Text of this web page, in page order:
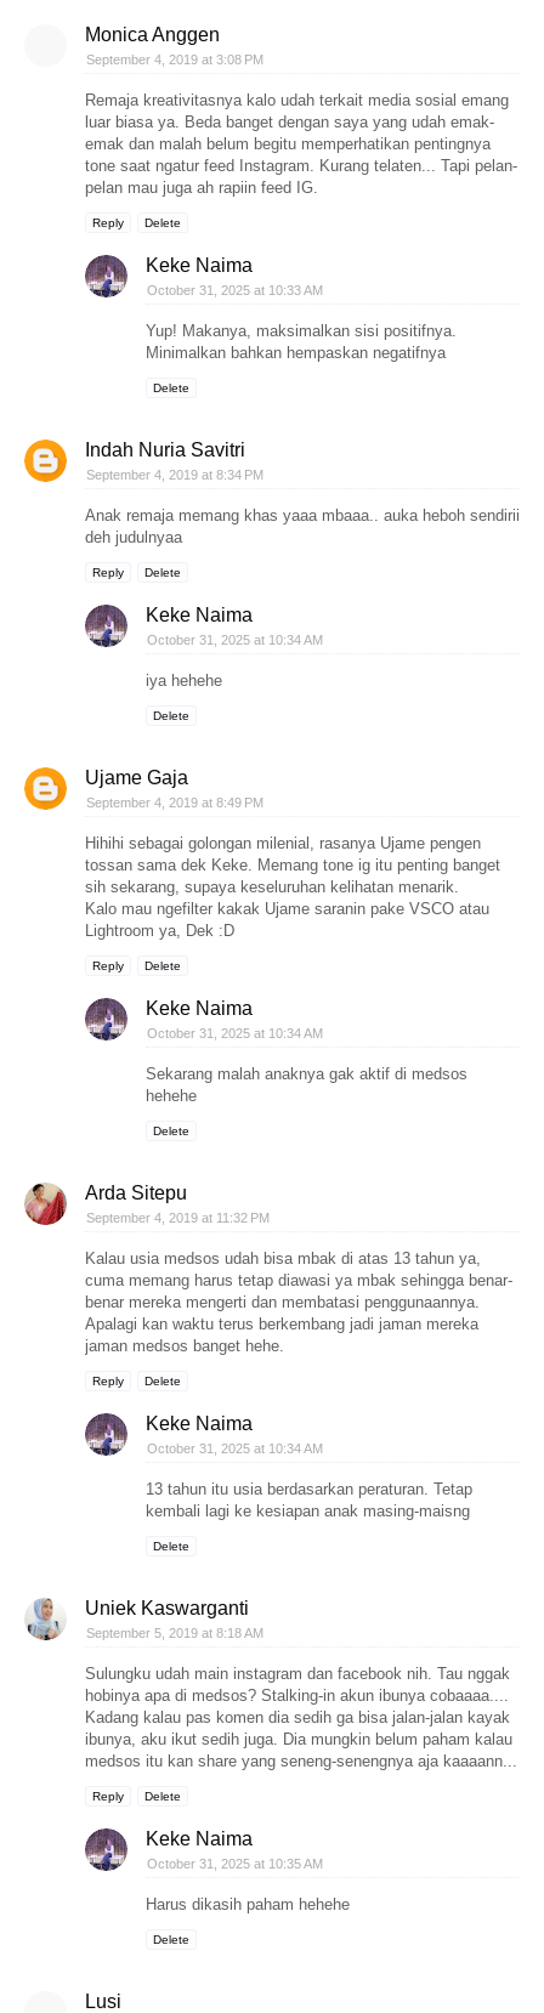
Monica Anggen
September 4, 2019 at 3:08 PM
Remaja kreativitasnya kalo udah terkait media sosial emang
luar biasa ya. Beda banget dengan saya yang udah emak-
emak dan malah belum begitu memperhatikan pentingnya
tone saat ngatur feed Instagram. Kurang telaten... Tapi pelan-
pelan mau juga ah rapiin feed IG.
Reply Delete
Keke Naima
October 31, 2025 at 10:33 AM
Yup! Makanya, maksimalkan sisi positifnya.
Minimalkan bahkan hempaskan negatifnya
Delete
Indah Nuria Savitri
September 4, 2019 at 8:34 PM
Anak remaja memang khas yaaa mbaaa.. auka heboh sendirii
deh judulnyaa
Reply Delete
Keke Naima
October 31, 2025 at 10:34 AM
iya hehehe
Delete
Ujame Gaja
September 4, 2019 at 8:49 PM
Hihihi sebagai golongan milenial, rasanya Ujame pengen
tossan sama dek Keke. Memang tone ig itu penting banget
sih sekarang, supaya keseluruhan kelihatan menarik.
Kalo mau ngefilter kakak Ujame saranin pake VSCO atau
Lightroom ya, Dek :D
Reply Delete
Keke Naima
October 31, 2025 at 10:34 AM
Sekarang malah anaknya gak aktif di medsos
hehehe
Delete
Arda Sitepu
September 4, 2019 at 11:32 PM
Kalau usia medsos udah bisa mbak di atas 13 tahun ya,
cuma memang harus tetap diawasi ya mbak sehingga benar-
benar mereka mengerti dan membatasi penggunaannya.
Apalagi kan waktu terus berkembang jadi jaman mereka
jaman medsos banget hehe.
Reply Delete
Keke Naima
October 31, 2025 at 10:34 AM
13 tahun itu usia berdasarkan peraturan. Tetap
kembali lagi ke kesiapan anak masing-maisng
Delete
Uniek Kaswarganti
September 5, 2019 at 8:18 AM
Sulungku udah main instagram dan facebook nih. Tau nggak
hobinya apa di medsos? Stalking-in akun ibunya cobaaaa....
Kadang kalau pas komen dia sedih ga bisa jalan-jalan kayak
ibunya, aku ikut sedih juga. Dia mungkin belum paham kalau
medsos itu kan share yang seneng-senengnya aja kaaaann...
Reply Delete
Keke Naima
October 31, 2025 at 10:35 AM
Harus dikasih paham hehehe
Delete
Lusi